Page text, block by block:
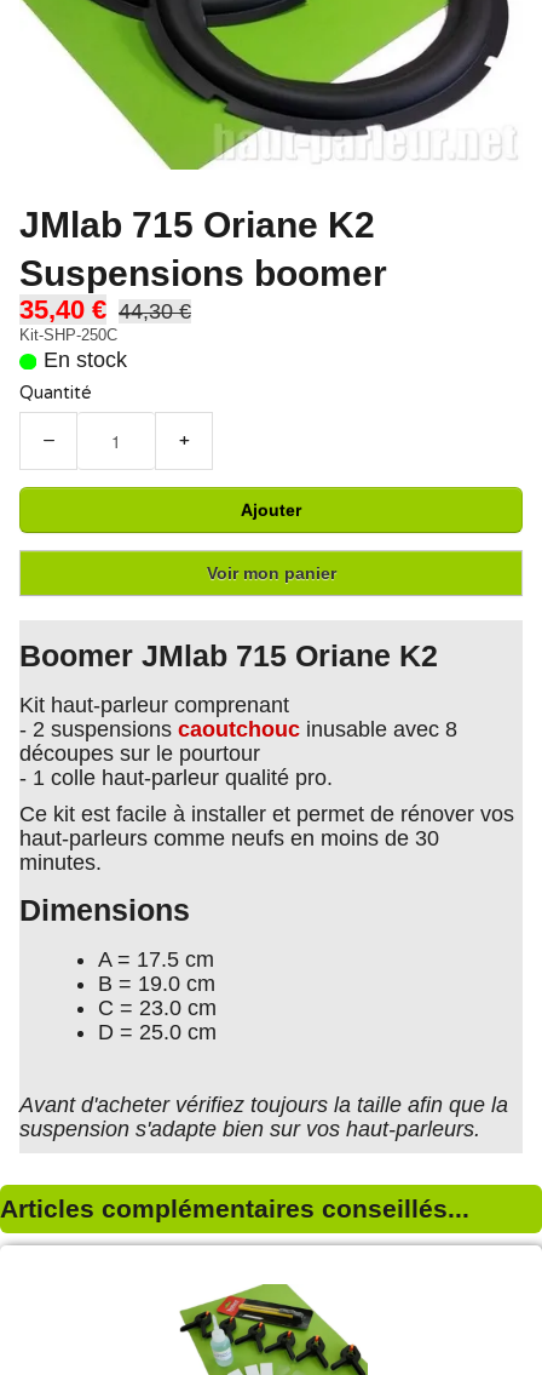
JMlab 715 Oriane K2
Suspensions boomer
35,40 € 44,30 €
Kit-SHP-250C
En stock
Quantité
− +
Ajouter
Voir mon panier
Boomer JMlab 715 Oriane K2
Kit haut-parleur comprenant
- 2 suspensions caoutchouc inusable avec 8
découpes sur le pourtour
- 1 colle haut-parleur qualité pro.
Ce kit est facile à installer et permet de rénover vos
haut-parleurs comme neufs en moins de 30
minutes.
Dimensions
A = 17.5 cm
B = 19.0 cm
C = 23.0 cm
D = 25.0 cm
Avant d'acheter vérifiez toujours la taille afin que la
suspension s'adapte bien sur vos haut-parleurs.
Articles complémentaires conseillés...